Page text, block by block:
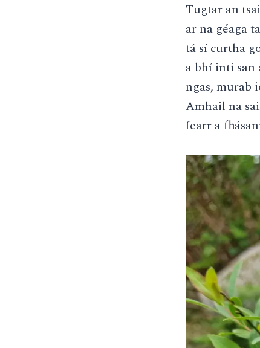
Tugtar an
ar na géaga
tá sí curtha
a bhí inti san
ngas, murab
Amhail na
fearr a